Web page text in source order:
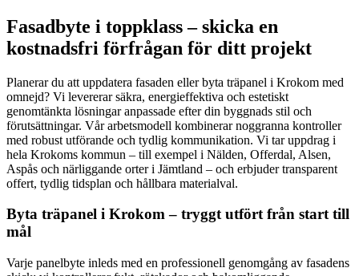
Fasadbyte i toppklass – skicka en
kostnadsfri förfrågan för ditt projekt
Planerar du att uppdatera fasaden eller byta träpanel i Krokom med
omnejd? Vi levererar säkra, energieffektiva och estetiskt
genomtänkta lösningar anpassade efter din byggnads stil och
förutsättningar. Vår arbetsmodell kombinerar noggranna kontroller
med robust utförande och tydlig kommunikation. Vi tar uppdrag i
hela Krokoms kommun – till exempel i Nälden, Offerdal, Alsen,
Aspås och närliggande orter i Jämtland – och erbjuder transparent
offert, tydlig tidsplan och hållbara materialval.
Byta träpanel i Krokom – tryggt utfört från start till
mål
Varje panelbyte inleds med en professionell genomgång av fasadens